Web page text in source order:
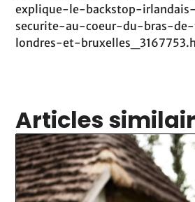
explique-le-backstop-
securite-au-coeur-du-bras-
londres-et-
Articles